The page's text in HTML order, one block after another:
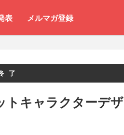
表 メルマガ登録
了
トキャラクターデザ